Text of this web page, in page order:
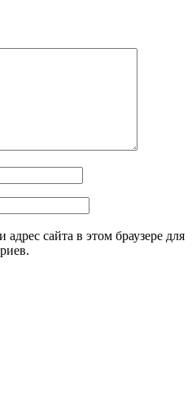
сайта в этом браузере для